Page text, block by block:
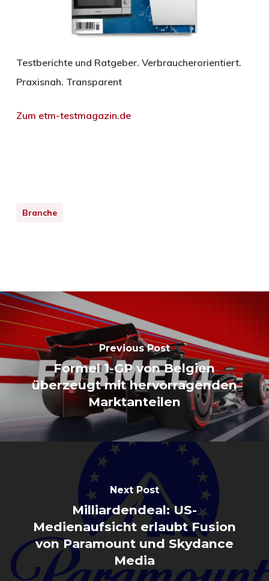
Testberichte und Ratgeber. Verbraucherorientiert.
Praxisnah. Transparent
Zum etm-testmagazin.de
Branche
Previous Post
Formel 1-GP von Belgien
überzeugt mit hervorragenden
Marktanteilen
Next Post
Milliardendeal: US-
Medienaufsicht erlaubt Fusion
von Paramount und Skydance
Media